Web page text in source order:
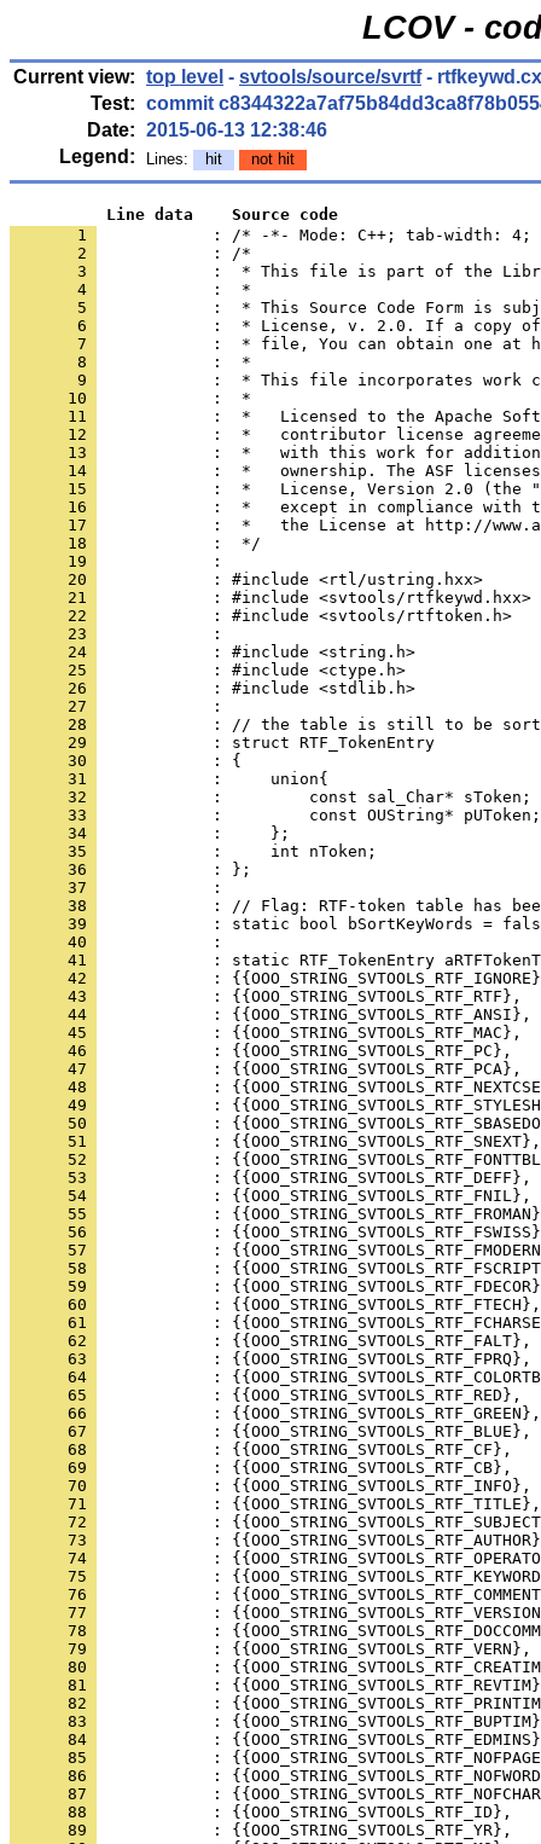
LCOV -
Current view: top level - svtools/source/svrtf-
Test: commit
Date: 2015-06-13 12:38:46
Legend:
Lines: hit not hit
          Line data    Source code
       1
: /* -*- Mode: C++; tab-width:
       2
       3
       4
       5
       6
       7
       8
       9
      10
      11
      12
      13
      14
      15
      16
      17
      18
      19
      20
      21
      22
      23
      24
      25
      26
      27
      28
      29
      30
      31
      32
      33
      34
      35
      36
      37
      38
      39
      40
      41
      42
      43
      44
      45
      46
      47
      48
      49
      50
      51
      52
      53
      54
      55
      56
      57
      58
      59
      60
      61
      62
      63
      64
      65
      66
      67
      68
      69
      70
      71
      72
      73
      74
      75
      76
      77
      78
      79
      80
      81
      82
      83
      84
      85
      86
      87
      88
      89